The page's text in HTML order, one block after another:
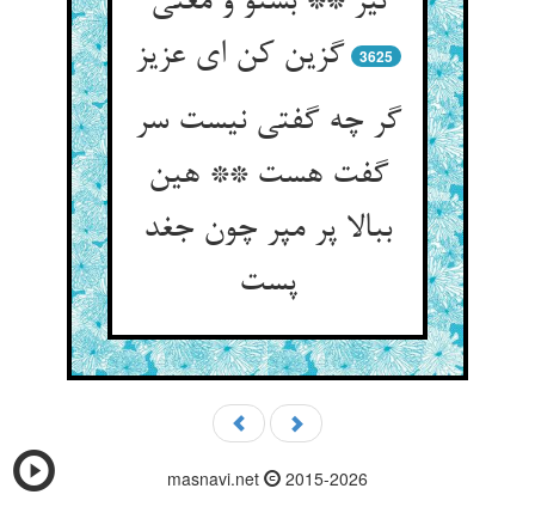
گزین کن ای عزیز
3625
گر چه گفتی نیست سر
گفت هست ** هین
ببالا پر مپر چون جغد
پست‏
masnavi.net 2015-2026